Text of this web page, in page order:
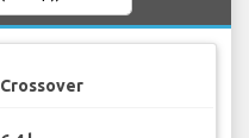
Crossover